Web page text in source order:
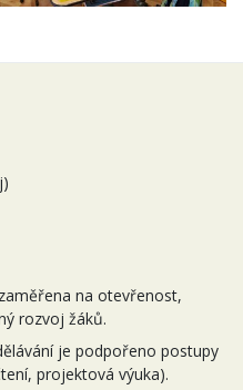
na otevřenost,
rozvoj žáků.
je podpořeno postupy
projektová výuka).